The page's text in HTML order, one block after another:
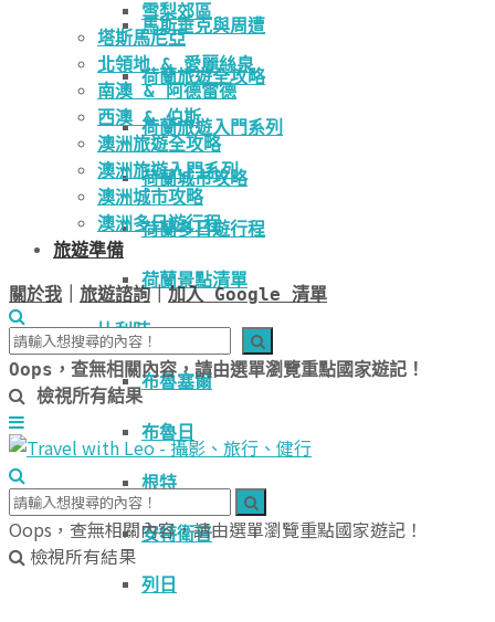
馬斯垂克與周遭
荷蘭旅遊全攻略
荷蘭旅遊入門系列
荷蘭城市攻略
荷蘭多日遊行程
荷蘭景點清單
比利時
布魯塞爾
布魯日
根特
安特衛普
列日
雪梨郊區
塔斯馬尼亞
北領地 & 愛麗絲泉
南澳 & 阿德雷德
西澳 & 伯斯
澳洲旅遊全攻略
澳洲旅遊入門系列
澳洲城市攻略
澳洲多日遊行程
旅遊準備
關於我 旅遊諮詢｜加入 Google 清單
Oops，查無相關內容，請由選單瀏覽重點國家遊記！
檢視所有結果
Oops，查無相關內容，請由選單瀏覽重點國家遊記！
檢視所有結果